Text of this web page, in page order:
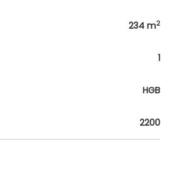
234 m2
1
HGB
2200